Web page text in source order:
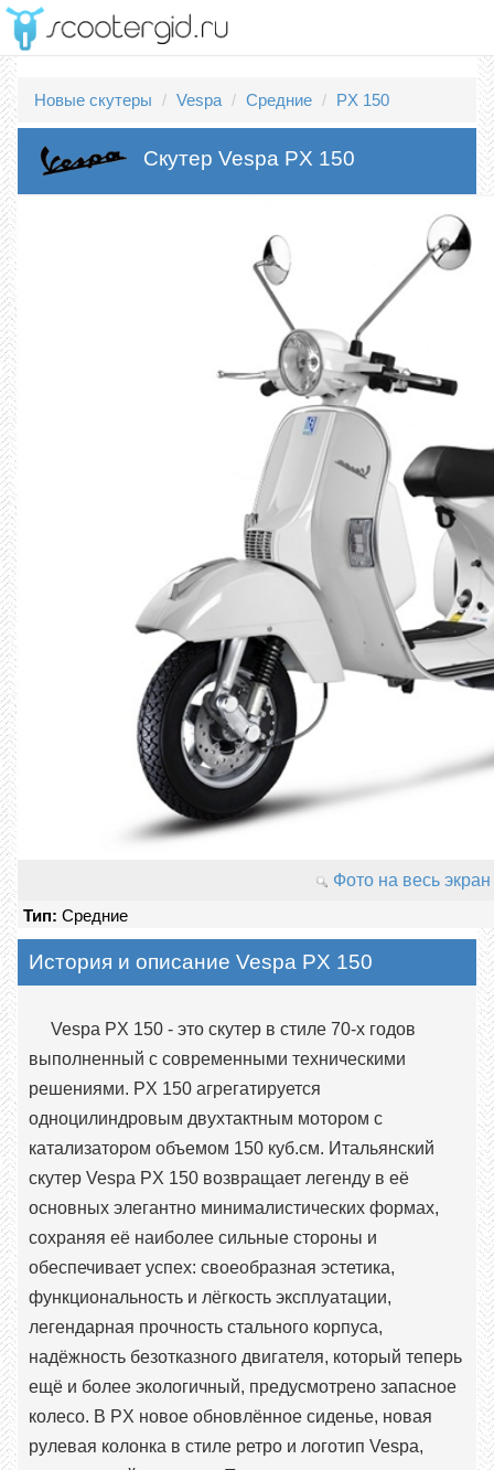
Новые скутеры Vespa Средние PX 150
Скутер Vespa PX 150
Фото на весь экран
Тип: Средние
История и описание Vespa PX 150
Vespa PX 150 - это скутер в стиле 70-х годов
выполненный с современными техническими
решениями. PX 150 агрегатируется
одноцилиндровым двухтактным мотором с
катализатором объемом 150 куб.см. Итальянский
скутер Vespa PX 150 возвращает легенду в её
основных элегантно минималистических формах,
сохраняя её наиболее сильные стороны и
обеспечивает успех: своеобразная эстетика,
функциональность и лёгкость эксплуатации,
легендарная прочность стального корпуса,
надёжность безотказного двигателя, который теперь
ещё и более экологичный, предусмотрено запасное
колесо. В PX новое обновлённое сиденье, новая
рулевая колонка в стиле ретро и логотип Vespa,